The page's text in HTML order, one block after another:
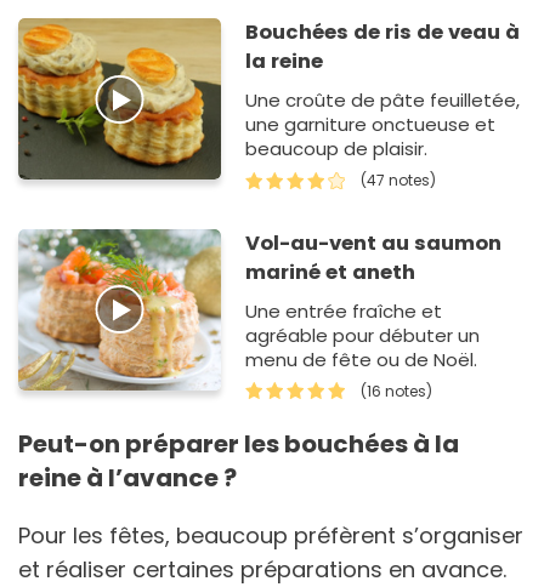
Bouchées de ris de veau à
la reine
Une croûte de pâte feuilletée,
une garniture onctueuse et
beaucoup de plaisir.
(47 notes)
Vol-au-vent au saumon
mariné et aneth
Une entrée fraîche et
agréable pour débuter un
menu de fête ou de Noël.
(16 notes)
Peut-on préparer les bouchées à la
reine à l’avance ?
Pour les fêtes, beaucoup préfèrent s’organiser
et réaliser certaines préparations en avance.